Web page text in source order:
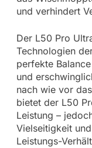
und verhindert
Der L50 Pro
Technologien
perfekte
und
nach wie vor
bietet der L50
Leistung –
Vielseitigkeit
Leistungs-